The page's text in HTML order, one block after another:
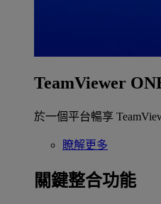
TeamViewer
於一個平台暢享
瞭解更多
關鍵整合功能